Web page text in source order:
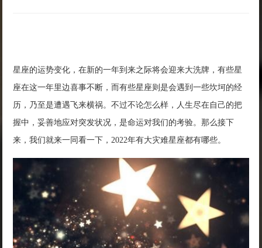
星座的运势变化，在新的一年到来之际将会迎来大洗牌，有些星
座在这一年里边喜事不断，而有些星座则是会遇到一些坎坷的经
历，乃至是遭遇飞来横祸。不过不论怎么样，人生尽在自己的把
握中，妥善地应对突发状况，是命运对我们的考验。那么接下
来，我们就来一同看一下，2022年有大灾难星座都有哪些。